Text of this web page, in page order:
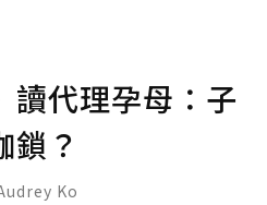
讀代理孕母：子
鎖？
Ko